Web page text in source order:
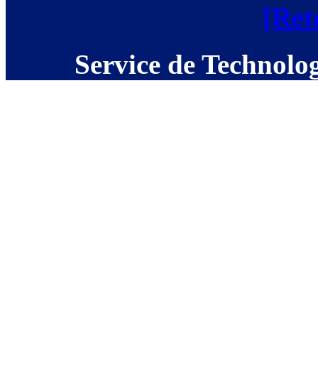
Service de